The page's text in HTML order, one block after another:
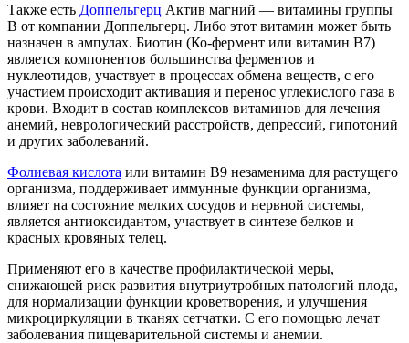
Также есть Доппельгерц Актив магний — витамины группы
В от компании Доппельгерц. Либо этот витамин может быть
назначен в ампулах. Биотин (Ко-фермент или витамин В7)
является компонентов большинства ферментов и
нуклеотидов, участвует в процессах обмена веществ, с его
участием происходит активация и перенос углекислого газа в
крови. Входит в состав комплексов витаминов для лечения
анемий, неврологический расстройств, депрессий, гипотоний
и других заболеваний.
Фолиевая кислота или витамин В9 незаменима для растущего
организма, поддерживает иммунные функции организма,
влияет на состояние мелких сосудов и нервной системы,
является антиоксидантом, участвует в синтезе белков и
красных кровяных телец.
Применяют его в качестве профилактической меры,
снижающей риск развития внутриутробных патологий плода,
для нормализации функции кроветворения, и улучшения
микроциркуляции в тканях сетчатки. С его помощью лечат
заболевания пищеварительной системы и анемии.